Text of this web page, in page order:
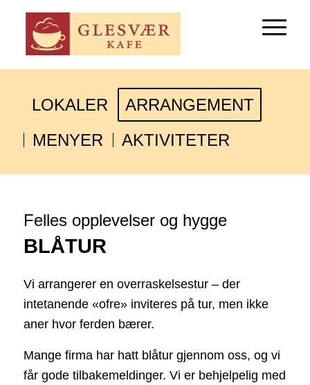
LOKALER
ARRANGEMENT
MENYER
AKTIVITETER
Felles opplevelser og hygge
BLÅTUR
Vi arrangerer en overraskelsestur – der
intetanende «ofre» inviteres på tur, men ikke
aner hvor ferden bærer.
Mange firma har hatt blåtur gjennom oss, og vi
får gode tilbakemeldinger. Vi er behjelpelig med